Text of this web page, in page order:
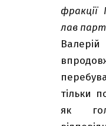
фракції
лав
тільки
як